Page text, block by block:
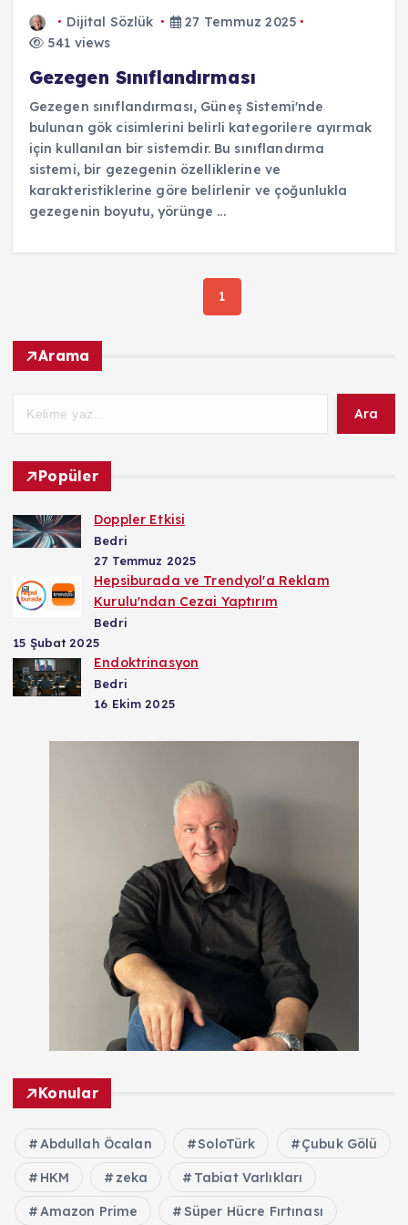
Dijital Sözlük
27 Temmuz 2025
541 views
Gezegen Sınıflandırması
Gezegen sınıflandırması, Güneş Sistemi'nde
bulunan gök cisimlerini belirli kategorilere ayırmak
için kullanılan bir sistemdir. Bu sınıflandırma
sistemi, bir gezegenin özelliklerine ve
karakteristiklerine göre belirlenir ve çoğunlukla
gezegenin boyutu, yörünge ...
1
Arama
Ara
Popüler
Doppler Etkisi
Bedri
27 Temmuz 2025
Hepsiburada ve Trendyol'a Reklam
Kurulu'ndan Cezai Yaptırım
Bedri
15 Şubat 2025
Endoktrinasyon
Bedri
16 Ekim 2025
Konular
Abdullah Öcalan SoloTürk Çubuk Gölü
HKM zeka Tabiat Varlıkları
Amazon Prime Süper Hücre Fırtınası